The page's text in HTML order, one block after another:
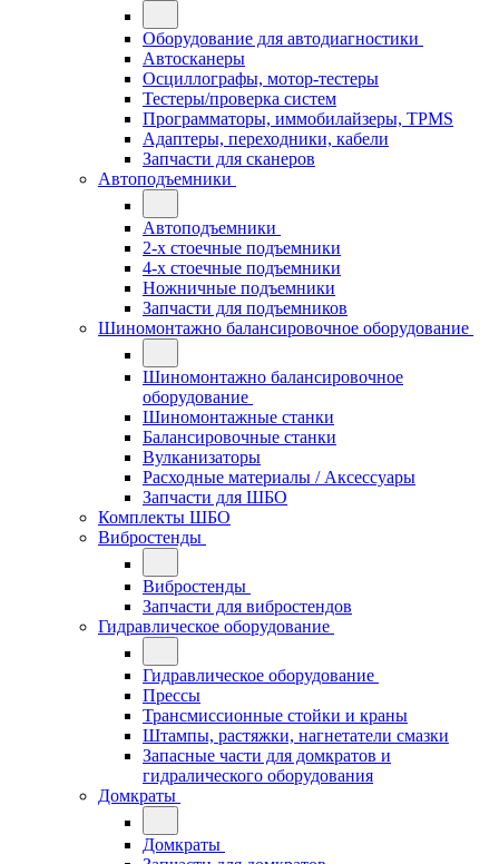
Оборудование для автодиагностики
Автосканеры
Осциллографы, мотор-тестеры
Тестеры/проверка систем
Программаторы, иммобилайзеры, TPMS
Адаптеры, переходники, кабели
Запчасти для сканеров
Автоподъемники
Автоподъемники
2-х стоечные подъемники
4-х стоечные подъемники
Ножничные подъемники
Запчасти для подъемников
Шиномонтажно балансировочное оборудование
Шиномонтажно балансировочное
оборудование
Шиномонтажные станки
Балансировочные станки
Вулканизаторы
Расходные материалы / Аксессуары
Запчасти для ШБО
Комплекты ШБО
Вибростенды
Вибростенды
Запчасти для вибростендов
Гидравлическое оборудование
Гидравлическое оборудование
Прессы
Трансмиссионные стойки и краны
Штампы, растяжки, нагнетатели смазки
Запасные части для домкратов и
гидралического оборудования
Домкраты
Домкраты